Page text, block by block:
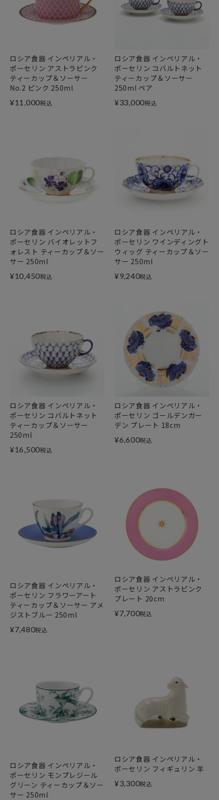
ロシア食器 インペリアル・
ポーセリン アストラピンク
ティーカップ＆ソーサー
No.2 ピンク 250ml
¥11,000税込
ロシア食器 インペリアル・
ポーセリン コバルトネット
ティーカップ＆ソーサー
250ml ペア
¥33,000税込
ロシア食器 インペリアル・
ポーセリン バイオレットフ
ォレスト ティーカップ＆ソー
サー 250ml
¥10,450税込
ロシア食器 インペリアル・
ポーセリン ワインディングト
ウィッグ ティーカップ＆ソー
サー 250ml
¥9,240税込
ロシア食器 インペリアル・
ポーセリン コバルトネット
ティーカップ＆ソーサー
250ml
¥16,500税込
ロシア食器 インペリアル・
ポーセリン ゴールデンガー
デン プレート 18cm
¥6,600税込
ロシア食器 インペリアル・
ポーセリン フラワーアート
ティーカップ＆ソーサー アメ
ジストブルー 250ml
¥7,480税込
ロシア食器 インペリアル・
ポーセリン アストラピンク
プレート 20cm
¥7,700税込
ロシア食器 インペリアル・
ポーセリン モンプレジール
グリーン ティーカップ＆ソー
サー 250ml
ロシア食器 インペリアル・
ポーセリン フィギュリン 羊
¥3,300税込